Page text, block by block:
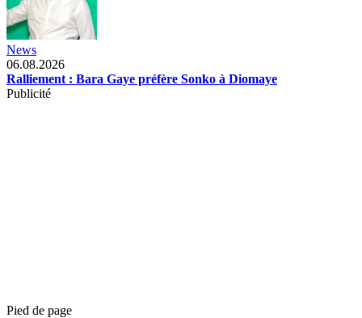
News
06.08.2026
Ralliement : Bara Gaye préfère Sonko à Diomaye
Publicité
Pied de page